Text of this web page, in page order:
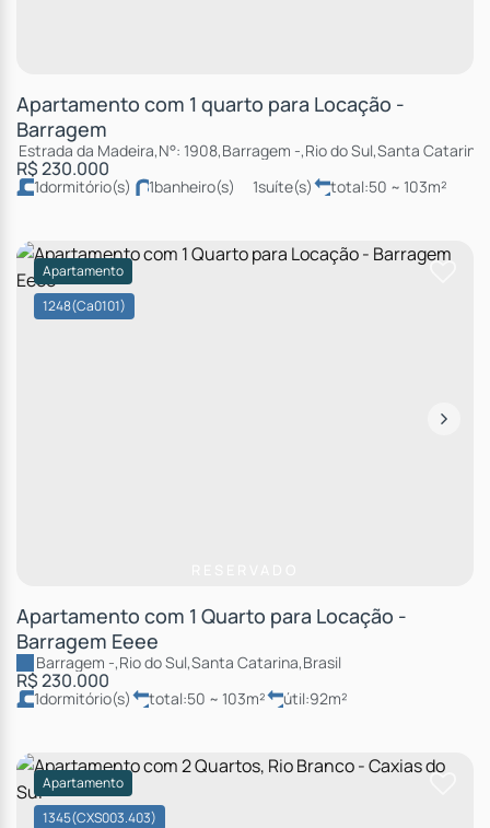
Apartamento com 1 quarto para Locação -
Barragem
R$230.000
Estrada da Madeira,N°: 1908,Barragem ,Rio do Sul,Santa Catarina
1dormitório(s) 1banheiro(s) 1suíte(s) total:50 ~ 103m²
1248(Ca0101)
Apartamento
Apartamento com 1 Quarto para Locação -
Barragem Eeee
R$230.000
Barragem ,Rio do Sul,Santa Catarina,Brasil
1dormitório(s) total:50 ~ 103m² útil:92m²
1345(CXS003.403)
Apartamento